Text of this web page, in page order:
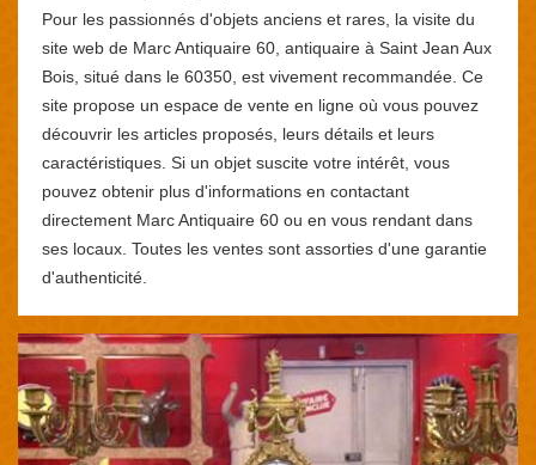
Pour les passionnés d'objets anciens et rares, la visite du
site web de Marc Antiquaire 60, antiquaire à Saint Jean Aux
Bois, situé dans le 60350, est vivement recommandée. Ce
site propose un espace de vente en ligne où vous pouvez
découvrir les articles proposés, leurs détails et leurs
caractéristiques. Si un objet suscite votre intérêt, vous
pouvez obtenir plus d'informations en contactant
directement Marc Antiquaire 60 ou en vous rendant dans
ses locaux. Toutes les ventes sont assorties d'une garantie
d'authenticité.